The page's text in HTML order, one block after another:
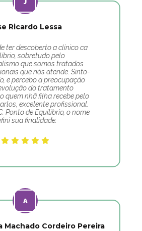
Ricardo Lessa
ter descoberto a clínico ca
sobretudo pelo
que somos tratados
que nós atende. Sinto-
e percebo a preocupação
do tratamento
quem nhã filha recebe pelo
excelente profissional.
Ponto de Equilíbrio, o nome
sua finalidade.
Machado Cordeiro Pereira